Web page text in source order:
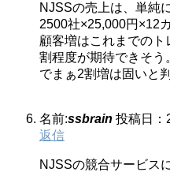
NJSSの売上は、単純
2500社×25,000円×12
顧客増はこれまでの
割程度が期待できそ
でまぁ2割増は固いと
名前:ssbrain 投稿日：
返信
NJSSの競合サービス